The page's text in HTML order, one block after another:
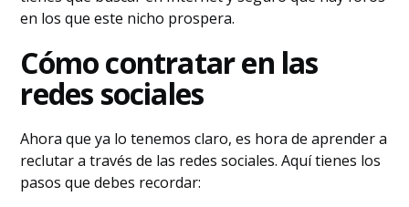
en los que este nicho prospera.
Cómo contratar en las
redes sociales
Ahora que ya lo tenemos claro, es hora de aprender a
reclutar a través de las redes sociales. Aquí tienes los
pasos que debes recordar: